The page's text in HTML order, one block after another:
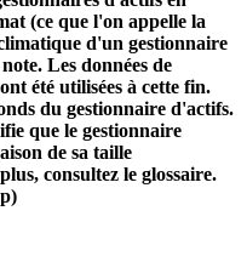
(ce que l'on appelle la
d'un gestionnaire
Les données de
été utilisées à cette fin.
du gestionnaire d'actifs.
que le gestionnaire
de sa taille
consultez le glossaire.